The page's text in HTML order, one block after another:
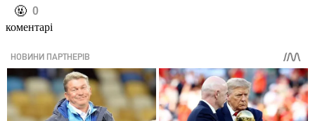
️🤬 0
коментарі